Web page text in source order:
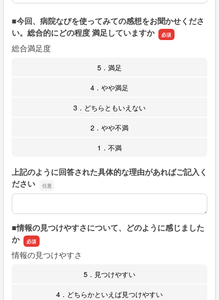
■今回、病院なびを使ってみての感想をお聞かせくださ
い。総合的にどの程度 満足していますか
総合満足度
5．満足
4．やや満足
3．どちらともいえない
2．やや不満
1．不満
上記のように回答された具体的な理由があればご記入く
ださい
上記のように回答された具体的な理由があればご記入くだ
■情報の見つけやすさについて、どのように感じました
か
情報の見つけやすさ
5．見つけやすい
4．どちらかといえば見つけやすい